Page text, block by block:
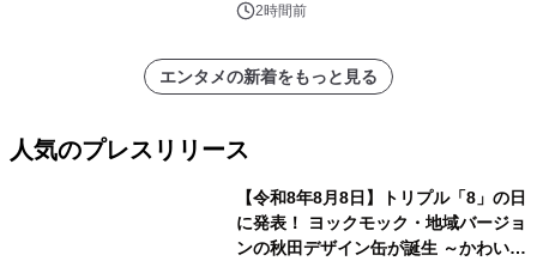
2時間前
エンタメの新着をもっと見る
人気のプレスリリース
【令和8年8月8日】トリプル「8」の日
に発表！ ヨックモック・地域バージョ
ンの秋田デザイン缶が誕生 ～かわいい